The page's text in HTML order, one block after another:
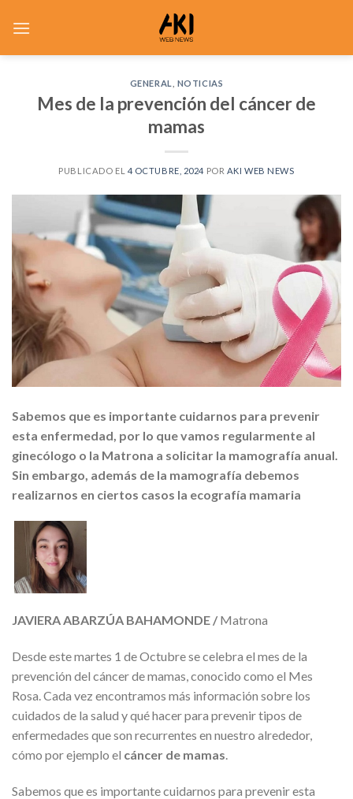
GENERAL NOTICIAS
Mes de la prevención del cáncer de
mamas
PUBLICADO EL 4 OCTUBRE, 2024 POR AKI WEB NEWS
Sabemos que es importante cuidarnos para prevenir
esta enfermedad, por lo que vamos regularmente al
ginecólogo o la Matrona a solicitar la mamografía anual.
Sin embargo, además de la mamografía debemos
realizarnos en ciertos casos la ecografía mamaria
JAVIERA ABARZÚA BAHAMONDE / Matrona
Desde este martes 1 de Octubre se celebra el mes de la
prevención del cáncer de mamas, conocido como el Mes
Rosa. Cada vez encontramos más información sobre los
cuidados de la salud y qué hacer para prevenir tipos de
enfermedades que son recurrentes en nuestro alrededor,
cómo por ejemplo el cáncer de mamas
Sabemos que es importante cuidarnos para prevenir esta